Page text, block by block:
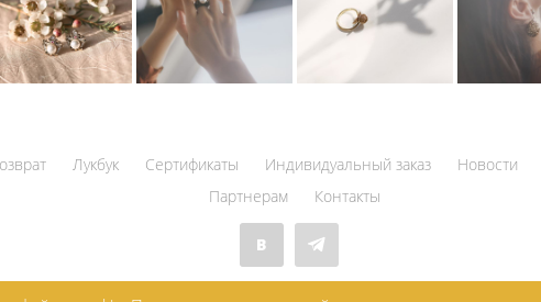
Лукбук Сертификаты Индивидуальный заказ
Новости
Партнерам
Контакты